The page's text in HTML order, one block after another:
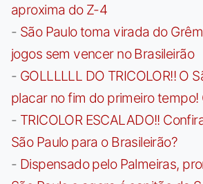
aproxima do Z-4
- São Paulo toma virada do
jogos sem vencer no Brasileirão
- GOLLLLLL DO TRICOLOR!! O
placar no fim do primeiro tempo!
- TRICOLOR ESCALADO!!
São Paulo para o Brasileirão?
- Dispensado pelo Palmeiras,